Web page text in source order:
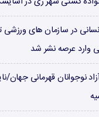
انسانی در سازمان های
وارد عرصه نشر شد
نوجوانان قهرمانی جهان/